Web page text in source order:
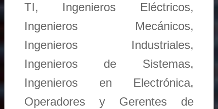
TI, Ingenieros Eléctricos,
Ingenieros Mecánicos,
Ingenieros Industriales,
Ingenieros de Sistemas,
Ingenieros en Electrónica,
Operadores y Gerentes de